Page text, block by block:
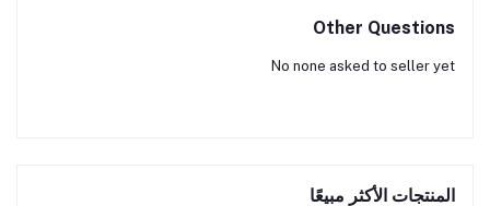
Other Questions
No none asked to seller yet
المنتجات الأكثر مبيعًا